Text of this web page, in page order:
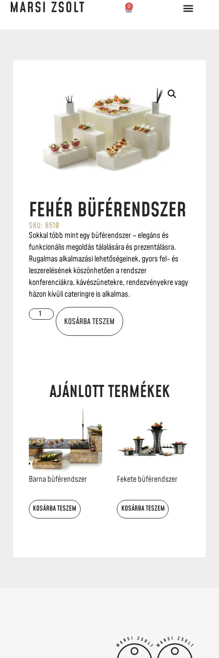
0
FEHÉR BÜFÉRENDSZER
SKU: 8510
Sokkal több mint egy büférendszer – elegáns és
funkcionális megoldás tálalására és prezentálásra.
Rugalmas alkalmazási lehetőségeinek, gyors fel- és
leszerelésének köszönhetően a rendszer
konferenciákra, kávészünetekre, rendezvényekre vagy
házon kívüli cateringre is alkalmas.
KOSÁRBA TESZEM
AJÁNLOTT TERMÉKEK
Barna büférendszer
KOSÁRBA TESZEM
Fekete büférendszer
KOSÁRBA TESZEM